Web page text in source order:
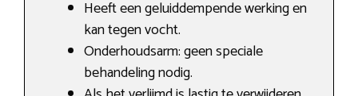
Heeft een geluiddempende werking en
kan tegen vocht.
Onderhoudsarm: geen speciale
behandeling nodig.